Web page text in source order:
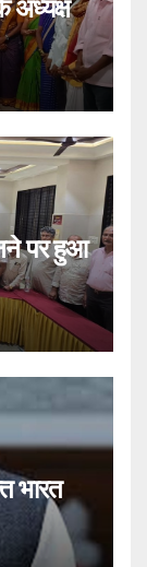
अध्यक्ष
पर हुआ
भारत